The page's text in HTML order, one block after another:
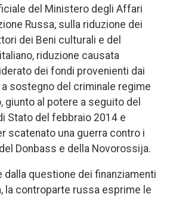
del Ministero degli Affari
Russa, sulla riduzione dei
dei Beni culturali e del
riduzione causata
dei fondi provenienti dai
sostegno del criminale regime
al potere a seguito del
Stato del febbraio 2014 e
scatenato una guerra contro i
Donbass e della Novorossija.
dalla questione dei finanziamenti
la controparte russa esprime le